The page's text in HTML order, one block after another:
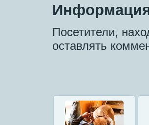
Посетители,
оставлять